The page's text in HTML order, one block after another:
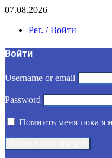
07.08.2026
Рег. / Войти
Войти
Username or email
Password
Помнить меня пока я